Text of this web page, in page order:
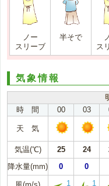
ノー
スリーブ
半そで
ス
気象情報
時 間
00 03
天 気
気温(℃) 25 24
降水量(mm)
0 0
1 1